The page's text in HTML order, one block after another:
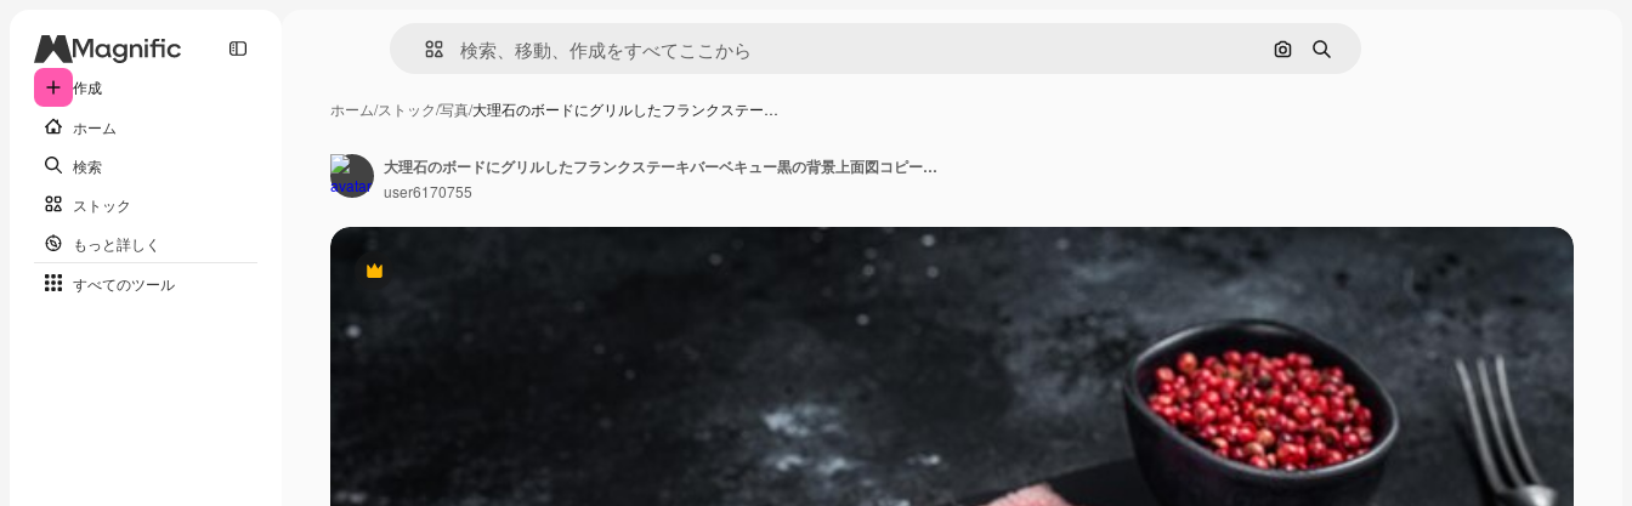
作成
ホーム
検索
ストック
もっと詳しく
すべてのツール
画像で検索
検索
ホーム/ストック/写真/大理石のボードにグリルしたフランクステー…
Premium
大理石のボードにグリルしたフランクステーキバーベキュー黒の背景上面図コピースペース
user6170755